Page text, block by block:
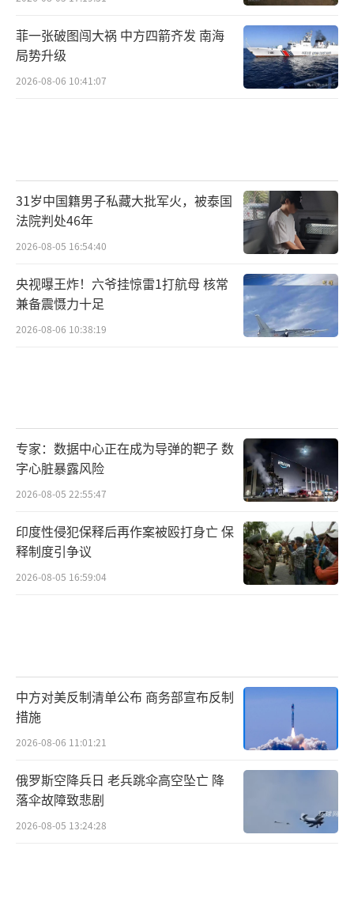
菲一张破图闯大祸 中方四箭齐发 南海
局势升级
2026-08-06 10:41:07
31岁中国籍男子私藏大批军火，被泰国
法院判处46年
2026-08-05 16:54:40
央视曝王炸！六爷挂惊雷1打航母 核常
兼备震慑力十足
2026-08-06 10:38:19
专家：数据中心正在成为导弹的靶子 数
字心脏暴露风险
2026-08-05 22:55:47
印度性侵犯保释后再作案被殴打身亡 保
释制度引争议
2026-08-05 16:59:04
中方对美反制清单公布 商务部宣布反制
措施
2026-08-06 11:01:21
俄罗斯空降兵日 老兵跳伞高空坠亡 降
落伞故障致悲剧
2026-08-05 13:24:28